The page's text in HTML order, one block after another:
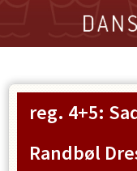
reg. 4+5:
Randbøl